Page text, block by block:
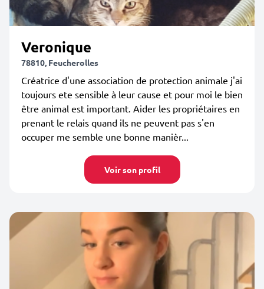
Veronique
78810, Feucherolles
Créatrice d'une association de protection animale j'ai
toujours ete sensible à leur cause et pour moi le bien
être animal est important. Aider les propriétaires en
prenant le relais quand ils ne peuvent pas s'en
occuper me semble une bonne manièr...
Voir son profil